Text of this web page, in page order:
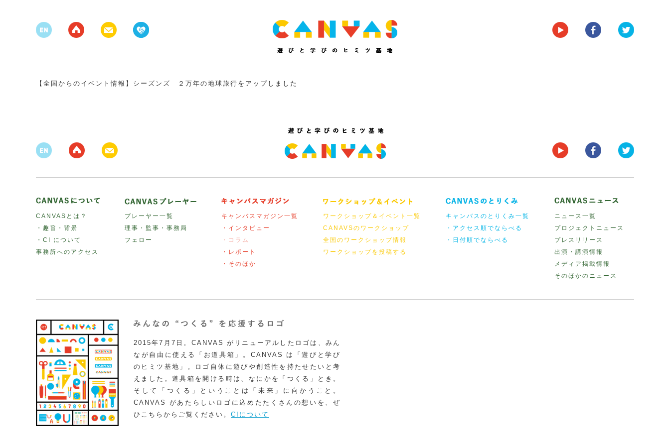
【全国からのイベント情報】シーズンズ ２万年の地球旅行をアップしました
CANVASとは？
・趣旨・背景
・CI について
事務所へのアクセス
プレーヤー一覧
理事・監事・事務局
フェロー
キャンバスマガジン一覧
・インタビュー
・コラム
・レポート
・そのほか
ワークショップ＆イベント一覧
CANAVSのワークショップ
全国のワークショップ情報
ワークショップを投稿する
キャンバスのとりくみ一覧
・アクセス順でならべる
・日付順でならべる
ニュース一覧
プロジェクトニュース
プレスリリース
出演・講演情報
メディア掲載情報
そのほかのニュース
2015年7月7日。CANVAS がリニューアルしたロゴは、みん
なが自由に使える「お道具箱」。CANVAS は「遊びと学び
のヒミツ基地」。ロゴ自体に遊びや創造性を持たせたいと考
えました。道具箱を開ける時は、なにかを「つくる」とき。
そして「つくる」ということは「未来」に向かうこと。
CANVAS があたらしいロゴに込めたたくさんの想いを、ぜ
ひこちらからご覧ください。 CIについて